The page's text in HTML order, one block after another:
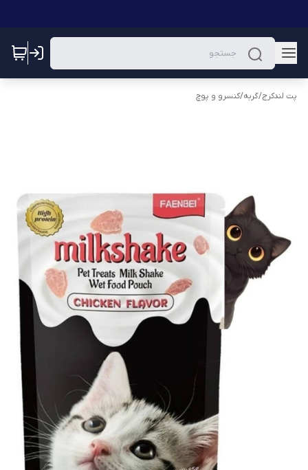
پت لندکرج/گربه/کنسرو و پوچ